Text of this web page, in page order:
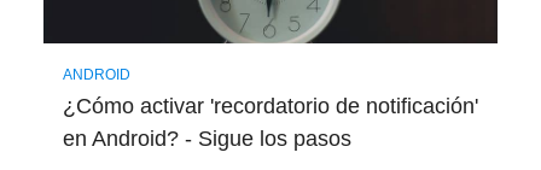
ANDROID
¿Cómo activar 'recordatorio de notificación'
en Android? - Sigue los pasos